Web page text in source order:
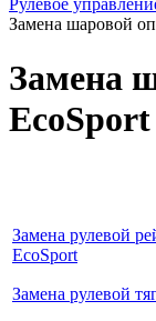
Замена шаровой
Замена
Замена рулевой
EcoSport
Замена рулевой